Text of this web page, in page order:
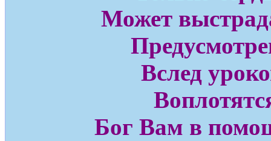
Может
Вслед
Бог Вам в